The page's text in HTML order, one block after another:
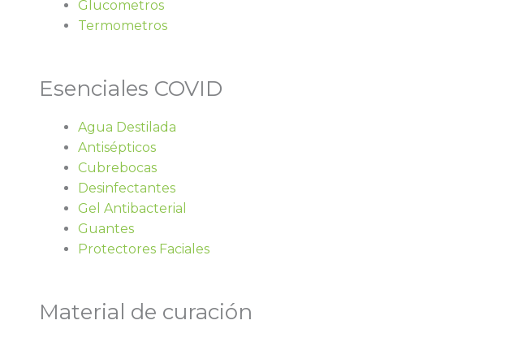
Glucometros
Termometros
Esenciales COVID
Agua Destilada
Antisépticos
Cubrebocas
Desinfectantes
Gel Antibacterial
Guantes
Protectores Faciales
Material de curación